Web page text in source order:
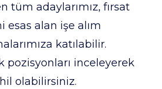
tüm adaylarımız, fırsat
esas alan işe alım
katılabilir.
pozisyonları inceleyerek
olabilirsiniz.